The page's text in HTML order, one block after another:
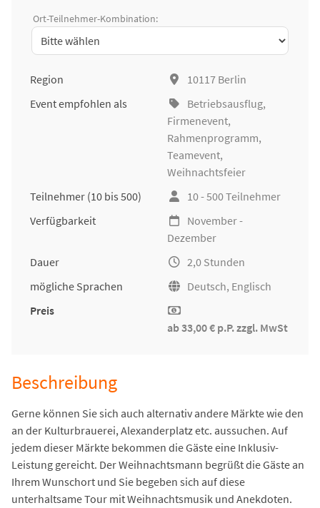
Ort-Teilnehmer-Kombination:
Region
10117 Berlin
Event empfohlen als
Betriebsausflug,
Firmenevent,
Rahmenprogramm,
Teamevent,
Weihnachtsfeier
Teilnehmer (10 bis 500)
10 - 500 Teilnehmer
Verfügbarkeit
November -
Dezember
Dauer
2,0 Stunden
mögliche Sprachen
Deutsch, Englisch
Preis
ab 33,00 € p.P. zzgl. MwSt
Beschreibung
Gerne können Sie sich auch alternativ andere Märkte wie den
an der Kulturbrauerei, Alexanderplatz etc. aussuchen. Auf
jedem dieser Märkte bekommen die Gäste eine Inklusiv-
Leistung gereicht. Der Weihnachtsmann begrüßt die Gäste an
Ihrem Wunschort und Sie begeben sich auf diese
unterhaltsame Tour mit Weihnachtsmusik und Anekdoten.